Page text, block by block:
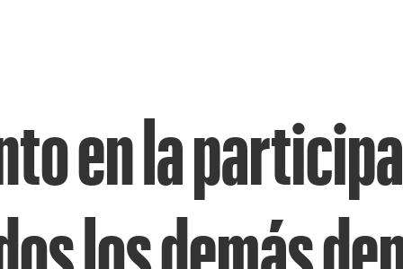
en la
los demás